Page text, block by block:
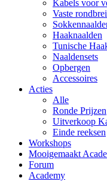
Kabels voor
Vaste
Haaknaalden
Tunische
Naaldensets
Opbergen
Accessoires
Acties
Alle
Ronde Prijzen
Uitverkoop
Einde reeksen
Workshops
Mooigemaakt
Forum
Academy